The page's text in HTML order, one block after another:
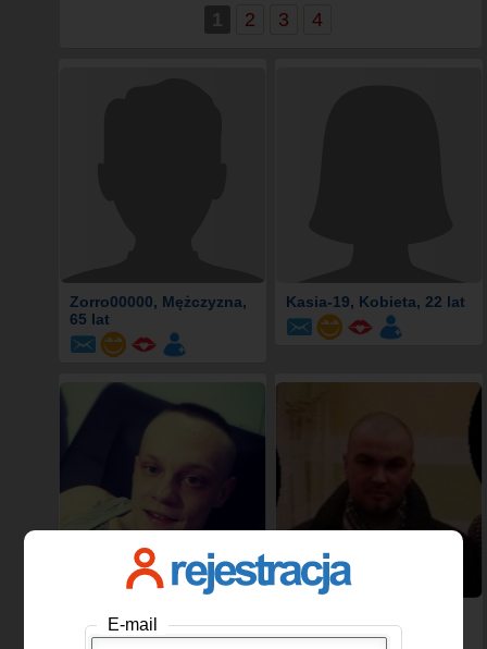
1 2 3 4
Zorro00000, Mężczyzna,
65 lat
Kasia-19, Kobieta, 22 lat
Cycu2619
, Mężczyzna,
33 lat
32 lat
E-mail